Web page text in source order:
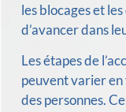
les blocages et
d’avancer dans
Les étapes de
peuvent varier
des personnes.